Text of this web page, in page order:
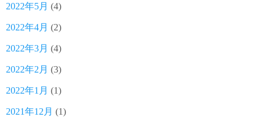
2022年5月 (4)
2022年4月 (2)
2022年3月 (4)
2022年2月 (3)
2022年1月 (1)
2021年12月 (1)